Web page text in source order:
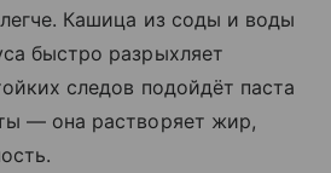
Кашица из соды и воды
быстро разрыхляет
следов подойдёт паста
— она растворяет жир,